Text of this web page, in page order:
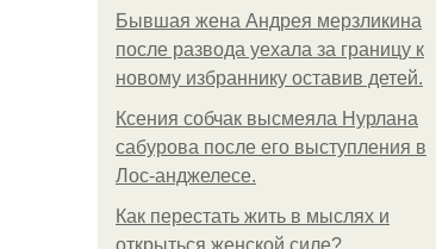
Бывшая жена Андрея мерзликина
после развода уехала за границу к
новому избраннику оставив детей.
Ксения собчак высмеяла Нурлана
сабурова после его выступления в
Лос-анджелесе.
Как перестать жить в мыслях и
открыться женской силе?